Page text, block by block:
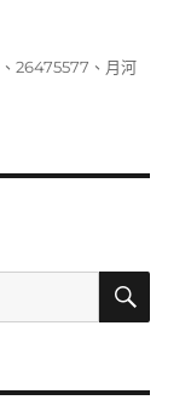
、26475577 、 月河
搜